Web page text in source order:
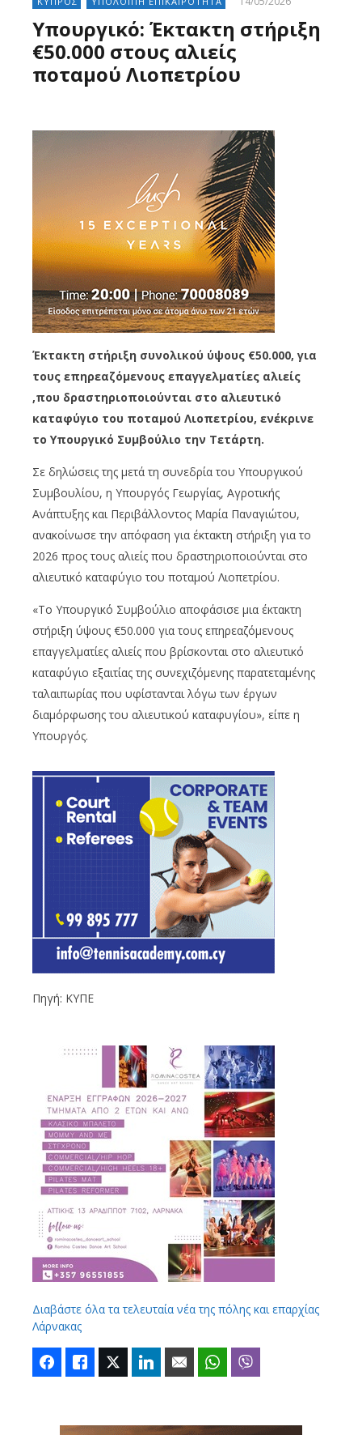
Υπουργικό: Έκτακτη στήριξη
€50.000 στους αλιείς
ποταμού Λιοπετρίου
Έκτακτη στήριξη συνολικού ύψους €50.000, για
τους επηρεαζόμενους επαγγελματίες αλιείς
,που δραστηριοποιούνται στο αλιευτικό
καταφύγιο του ποταμού Λιοπετρίου, ενέκρινε
το Υπουργικό Συμβούλιο την Τετάρτη.
Σε δηλώσεις της μετά τη συνεδρία του Υπουργικού
Συμβουλίου, η Υπουργός Γεωργίας, Αγροτικής
Ανάπτυξης και Περιβάλλοντος Μαρία Παναγιώτου,
ανακοίνωσε την απόφαση για έκτακτη στήριξη για το
2026 προς τους αλιείς που δραστηριοποιούνται στο
αλιευτικό καταφύγιο του ποταμού Λιοπετρίου.
«Το Υπουργικό Συμβούλιο αποφάσισε μια έκτακτη
στήριξη ύψους €50.000 για τους επηρεαζόμενους
επαγγελματίες αλιείς που βρίσκονται στο αλιευτικό
καταφύγιο εξαιτίας της συνεχιζόμενης παρατεταμένης
ταλαιπωρίας που υφίστανται λόγω των έργων
διαμόρφωσης του αλιευτικού καταφυγίου», είπε η
Υπουργός.
Πηγή: ΚΥΠΕ
Διαβάστε όλα τα τελευταία νέα της πόλης και επαρχίας
Λάρνακας
FacebookLike Twitter LinkedIn Email WhatsApp